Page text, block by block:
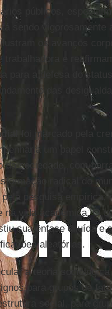
públicos,
sendo vigorosamente
os avanços
e
para a defesa do
das
foi marcado pela
um papel
da sociedade, com
radical do
pesquisa empírica,
vida acadêmica. O
sua ênfase diluída e
aleatórias.
a teoria
para grupos de
social, para